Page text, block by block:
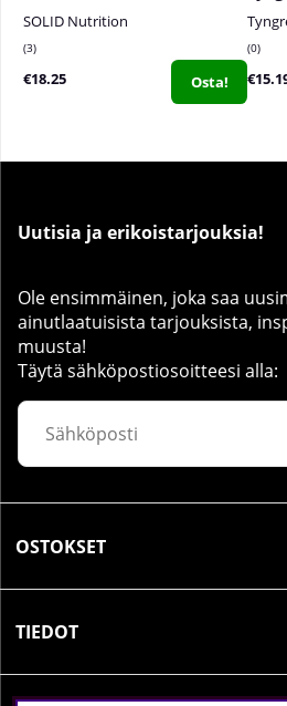
SOLID Nutrition
3
€18.25 Osta!
0
Uutisia ja erikoistarjouksia!
Ole ensimmäinen, joka saa
ainutlaatuisista tarjouksista,
muusta!
Täytä sähköpostiosoitteesi alla:
OSTOKSET
TIEDOT